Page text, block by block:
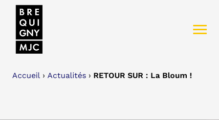
Accueil › Actualités › RETOUR SUR : La Bloum !